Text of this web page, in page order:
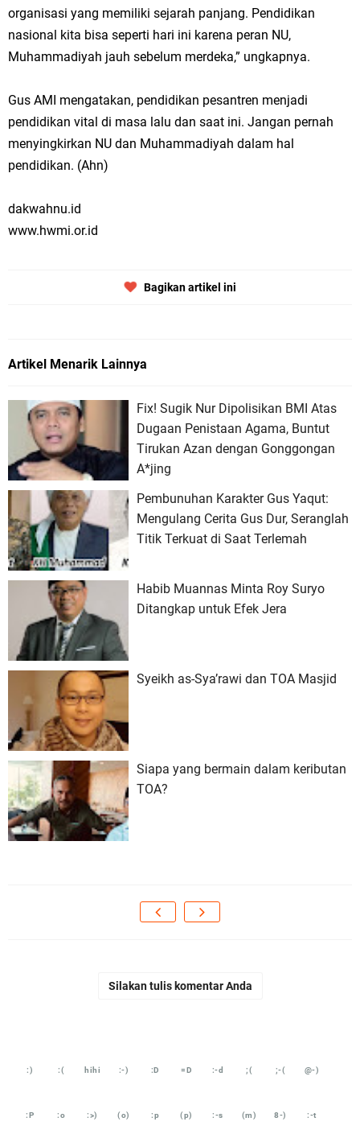
organisasi yang memiliki sejarah panjang. Pendidikan
nasional kita bisa seperti hari ini karena peran NU,
Muhammadiyah jauh sebelum merdeka,” ungkapnya.
Gus AMI mengatakan, pendidikan pesantren menjadi
pendidikan vital di masa lalu dan saat ini. Jangan pernah
menyingkirkan NU dan Muhammadiyah dalam hal
pendidikan. (Ahn)
dakwahnu.id
www.hwmi.or.id
Bagikan artikel ini
Artikel Menarik Lainnya
Fix! Sugik Nur Dipolisikan BMI Atas
Dugaan Penistaan Agama, Buntut
Tirukan Azan dengan Gonggongan
A*jing
Pembunuhan Karakter Gus Yaqut:
Mengulang Cerita Gus Dur, Seranglah
Titik Terkuat di Saat Terlemah
Habib Muannas Minta Roy Suryo
Ditangkap untuk Efek Jera
Syeikh as-Sya’rawi dan TOA Masjid
Siapa yang bermain dalam keributan
TOA?
Silakan tulis komentar Anda
:) :( hihi :-) :D =D :-d ;( ;-( @-)
:P :o :>) (o) :p (p) :-s (m) 8-) :-t